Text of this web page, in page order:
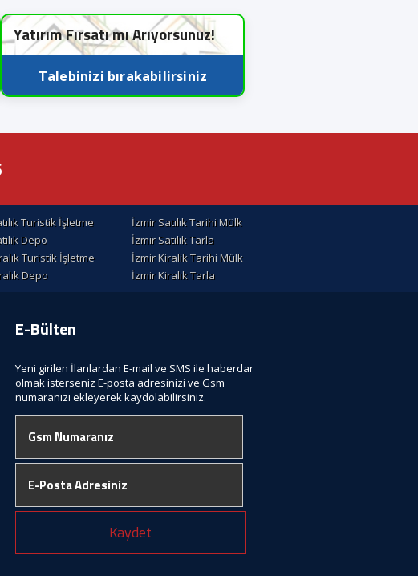
Yatırım Fırsatı mı Arıyorsunuz!
Talebinizi bırakabilirsiniz
Turistik İşletme
İzmir Satılık Tarihi Mülk
Depo
İzmir Satılık Tarla
Turistik İşletme
İzmir Kiralik Tarihi Mülk
Depo İzmir Kiralık Tarla
E-Bülten
Yeni girilen İlanlardan E-mail ve SMS ile haberdar
olmak isterseniz E-posta adresinizi ve Gsm
numaranızı ekleyerek kaydolabilirsiniz.
Kaydet